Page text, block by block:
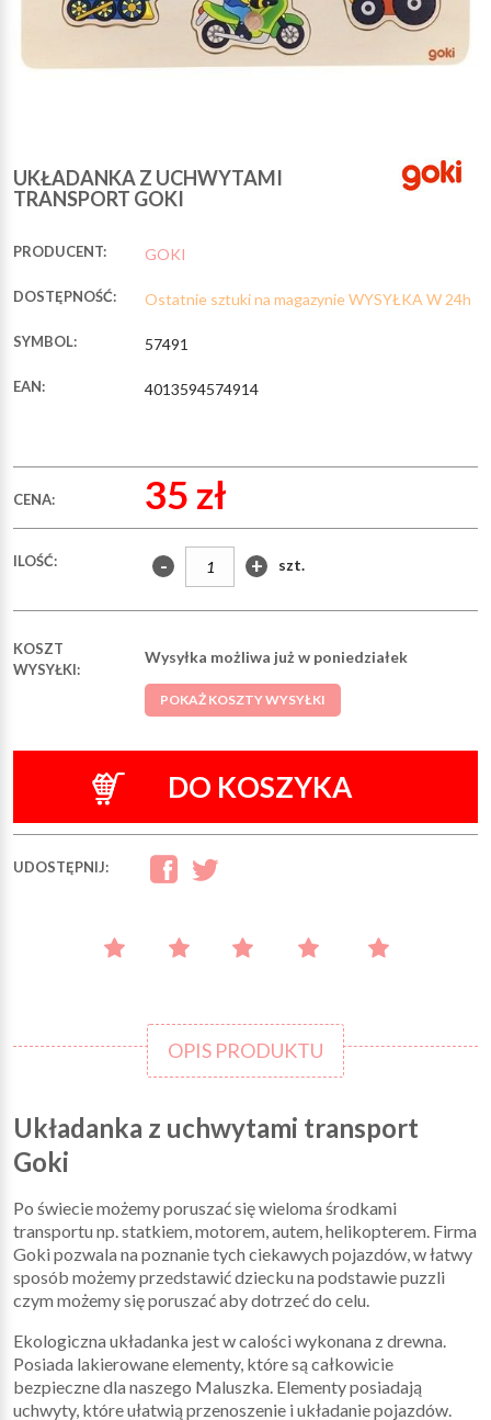
UKŁADANKA Z UCHWYTAMI
TRANSPORT GOKI
PRODUCENT: GOKI
DOSTĘPNOŚĆ: Ostatnie sztuki na magazynie WYSYŁKA W 24h
SYMBOL: 57491
EAN: 4013594574914
CENA: 35 zł
ILOŚĆ: - + szt.
KOSZT
WYSYŁKI:
Wysyłka możliwa już w poniedziałek
POKAŻ KOSZTY WYSYŁKI
DO KOSZYKA
UDOSTĘPNIJ:
OPIS PRODUKTU
Układanka z uchwytami transport
Goki
Po świecie możemy poruszać się wieloma środkami
transportu np. statkiem, motorem, autem, helikopterem. Firma
Goki pozwala na poznanie tych ciekawych pojazdów, w łatwy
sposób możemy przedstawić dziecku na podstawie puzzli
czym możemy się poruszać aby dotrzeć do celu.
Ekologiczna układanka jest w calości wykonana z drewna.
Posiada lakierowane elementy, które są całkowicie
bezpieczne dla naszego Maluszka. Elementy posiadają
uchwyty, które ułatwią przenoszenie i układanie pojazdów.